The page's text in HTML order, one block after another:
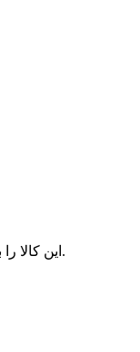
این کالا را با استفاده از کلمات کوتاه و ساده توضیح دهید.